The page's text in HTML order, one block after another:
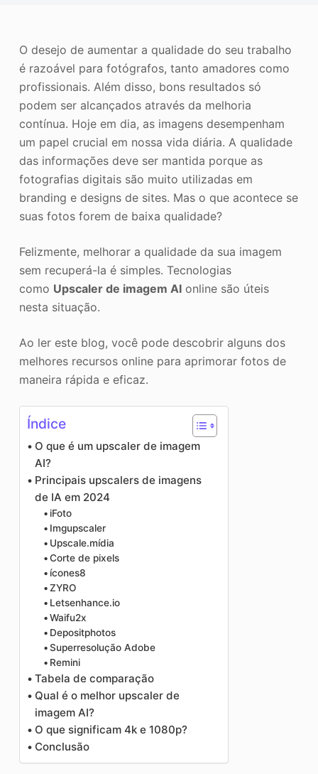
Direitos autorais da imagem
O desejo de aumentar a qualidade do seu trabalho
é razoável para fotógrafos, tanto amadores como
profissionais. Além disso, bons resultados só
podem ser alcançados através da melhoria
contínua. Hoje em dia, as imagens desempenham
um papel crucial em nossa vida diária. A qualidade
das informações deve ser mantida porque as
fotografias digitais são muito utilizadas em
branding e designs de sites. Mas o que acontece se
suas fotos forem de baixa qualidade?
Felizmente, melhorar a qualidade da sua imagem
sem recuperá-la é simples. Tecnologias
como Upscaler de imagem AIonline são úteis
nesta situação.
Ao ler este blog, você pode descobrir alguns dos
melhores recursos online para aprimorar fotos de
maneira rápida e eficaz.
Índice
O que é um upscaler de imagem
AI?
Principais upscalers de imagens
de IA em 2024
iFoto
Imgupscaler
Upscale.mídia
Corte de pixels
ícones8
ZYRO
Letsenhance.io
Waifu2x
Depositphotos
Superresolução Adobe
Remini
Tabela de comparação
Qual é o melhor upscaler de
imagem AI?
O que significam 4k e 1080p?
Conclusão